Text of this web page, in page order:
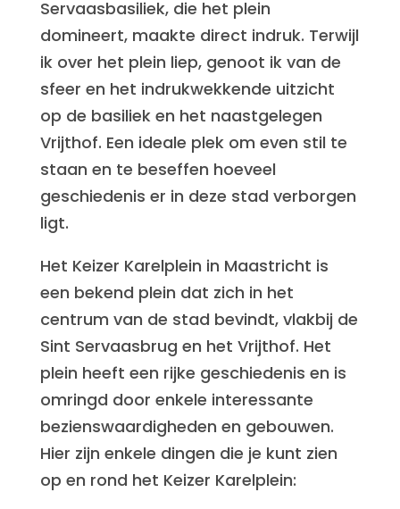
Servaasbasiliek, die het plein
domineert, maakte direct indruk. Terwijl
ik over het plein liep, genoot ik van de
sfeer en het indrukwekkende uitzicht
op de basiliek en het naastgelegen
Vrijthof. Een ideale plek om even stil te
staan en te beseffen hoeveel
geschiedenis er in deze stad verborgen
ligt.
Het Keizer Karelplein in Maastricht is
een bekend plein dat zich in het
centrum van de stad bevindt, vlakbij de
Sint Servaasbrug en het Vrijthof. Het
plein heeft een rijke geschiedenis en is
omringd door enkele interessante
bezienswaardigheden en gebouwen.
Hier zijn enkele dingen die je kunt zien
op en rond het Keizer Karelplein: